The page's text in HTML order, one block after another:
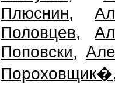
Плюснин,
Половцев,
Поповски,
Пороховщик�